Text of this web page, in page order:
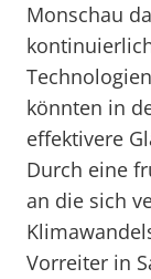
Monschau
könnten in
effektivere
Durch eine
an die sich
Vorreiter in